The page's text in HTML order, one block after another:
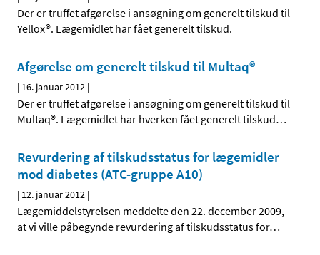
Der er truffet afgørelse i ansøgning om generelt tilskud til
Yellox®. Lægemidlet har fået generelt tilskud.
Afgørelse om generelt tilskud til Multaq®
| 16. januar 2012 |
Der er truffet afgørelse i ansøgning om generelt tilskud til
Multaq®. Lægemidlet har hverken fået generelt tilskud…
Revurdering af tilskudsstatus for lægemidler
mod diabetes (ATC-gruppe A10)
| 12. januar 2012 |
Lægemiddelstyrelsen meddelte den 22. december 2009,
at vi ville påbegynde revurdering af tilskudsstatus for…